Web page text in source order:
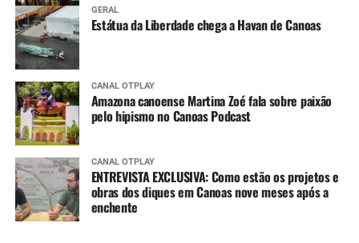
GERAL
Estátua da Liberdade chega a Havan de Canoas
CANAL OTPLAY
Amazona canoense Martina Zoé fala sobre paixão
pelo hipismo no Canoas Podcast
CANAL OTPLAY
ENTREVISTA EXCLUSIVA: Como estão os projetos e
obras dos diques em Canoas nove meses após a
enchente